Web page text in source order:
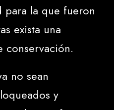
la que fueron
exista una
conservación.
no sean
y